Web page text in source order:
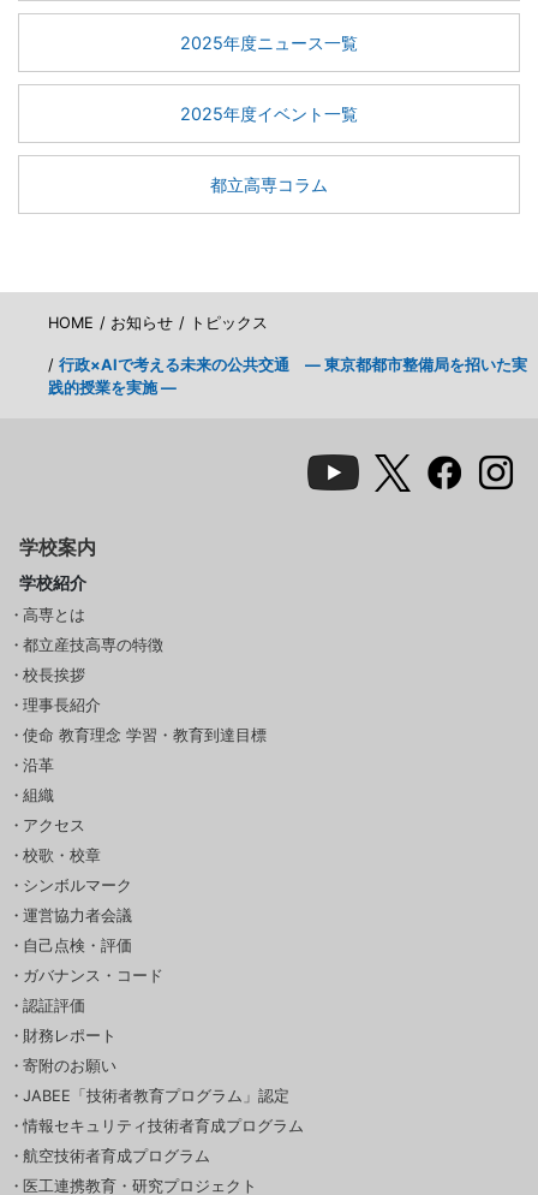
2025年度ニュース一覧
2025年度イベント一覧
都立高専コラム
HOME お知らせ トピックス
行政×AIで考える未来の公共交通 ― 東京都都市整備局を招いた実
践的授業を実施 ―
学校案内
学校紹介
高専とは
都立産技高専の特徴
校長挨拶
理事長紹介
使命 教育理念 学習・教育到達目標
沿革
組織
アクセス
校歌・校章
シンボルマーク
運営協力者会議
自己点検・評価
ガバナンス・コード
認証評価
財務レポート
寄附のお願い
JABEE「技術者教育プログラム」認定
情報セキュリティ技術者育成プログラム
航空技術者育成プログラム
医工連携教育・研究プロジェクト